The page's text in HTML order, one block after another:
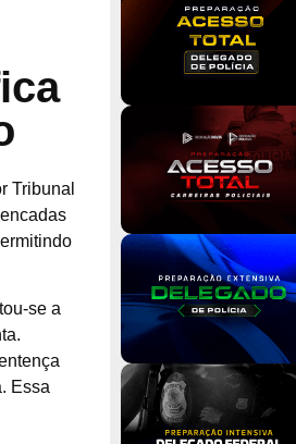
Tribunal
se a
Essa